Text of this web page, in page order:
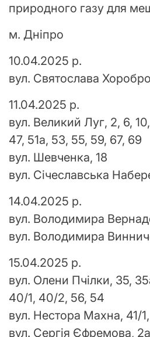
природного газу для
м. Дніпро
10.04.2025 р.
вул. Святослава
11.04.2025 р.
вул. Великий Луг, 2, 6,
47, 51а, 53, 55, 59, 67, 69
вул. Шевченка, 18
вул. Січеславська
14.04.2025 р.
вул. Володимира
вул. Володимира
15.04.2025 р.
вул. Олени Пчілки, 35,
40/1, 40/2, 56, 54
вул. Нестора Махна, 41/
вул. Сергія Єфремова,